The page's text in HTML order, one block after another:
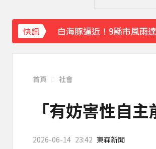
快訊 白海豚逼近！9縣市風雨
《理財達人秀》X 安聯投
下載東森App，隨時掌握
獨家／女拒付4百洗頭費
首頁 社會
「有妨害性自
2026-06-14 23:42 東森新聞